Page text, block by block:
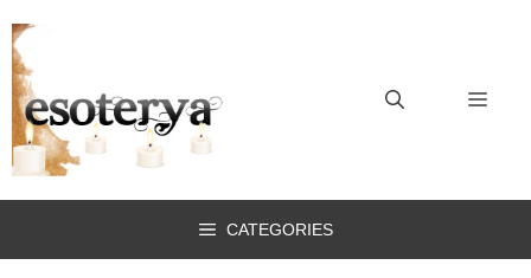
al
contenuto
CATEGORIES